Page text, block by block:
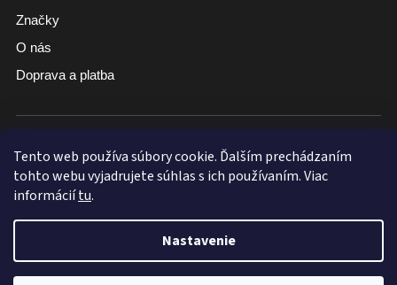
Tento web používa súbory cookie. Ďalším prechádzaním
tohto webu vyjadrujete súhlas s ich používaním. Viac
informáciítu.
Nastavenie
Značky
O nás
Doprava a platba
Široký sortiment Tovar skladom pri vybraných produktoch
Doručenie zdarma nad 100 €
Vytvoril Shoptet